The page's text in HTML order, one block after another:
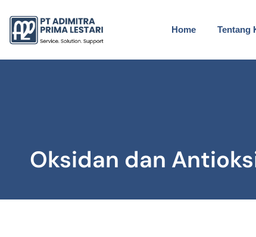
Home Tentang
Oksidan dan